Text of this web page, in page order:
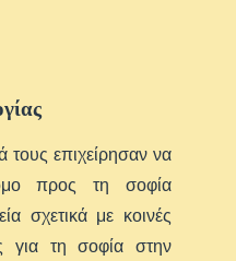
τους επιχείρησαν να
προς τη σοφία
σχετικά με κοινές
για τη σοφία στην